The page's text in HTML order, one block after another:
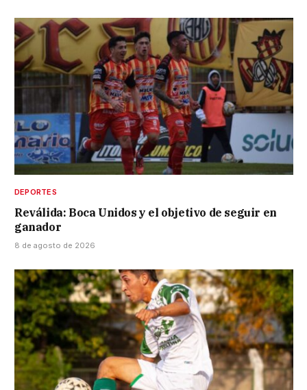
DEPORTES
Reválida: Boca Unidos y el objetivo de seguir en
ganador
8 de agosto de 2026